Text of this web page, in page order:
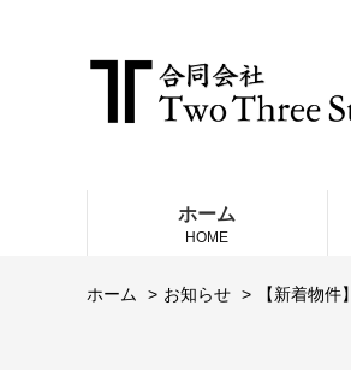
ホーム
HOME
ホーム お知らせ 【新着物